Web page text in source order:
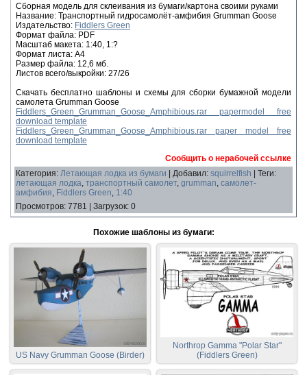
Сборная модель для склеивания из бумаги/картона своими руками
Название: Транспортный гидросамолёт-амфибия Grumman Goose
Издательство: Fiddlers Green
Формат файла: PDF
Масштаб макета: 1:40, 1:?
Формат листа: А4
Размер файла: 12,6 мб.
Листов всего/выкройки: 27/26
Скачать бесплатно шаблоны и схемы для сборки бумажной модели
самолета Grumman Goose
Fiddlers_Green_Grumman_Goose_Amphibious.rar papermodel free
download template
Fiddlers_Green_Grumman_Goose_Amphibious.rar paper model free
download template
Сообщить о нерабочей ссылке
Категория: Летающая лодка из бумаги Добавил: squirrelfish Теги:
летающая лодка, транспортный самолет, grumman, самолет-
амфибия, Fiddlers Green, 1:40
Просмотров: 7781 Загрузок: 0
Похожие шаблоны из бумаги:
US Navy Grumman Goose (Birder)
Northrop Gamma "Polar Star"
(Fiddlers Green)